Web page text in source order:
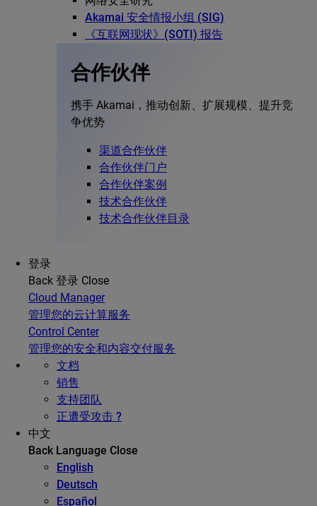
Akamai 安全情报小组 (SIG)
《互联网现状》(SOTI) 报告
合作伙伴
携手 Akamai，推动创新、扩展规模、提升竞
争优势
渠道合作伙伴
合作伙伴门户
合作伙伴案例
技术合作伙伴
技术合作伙伴目录
登录
Back 登录 Close
Cloud Manager
管理您的云计算服务
Control Center
管理您的安全和内容交付服务
文档
销售
支持团队
正遭受攻击 ?
中文
Back Language Close
English
Deutsch
Español